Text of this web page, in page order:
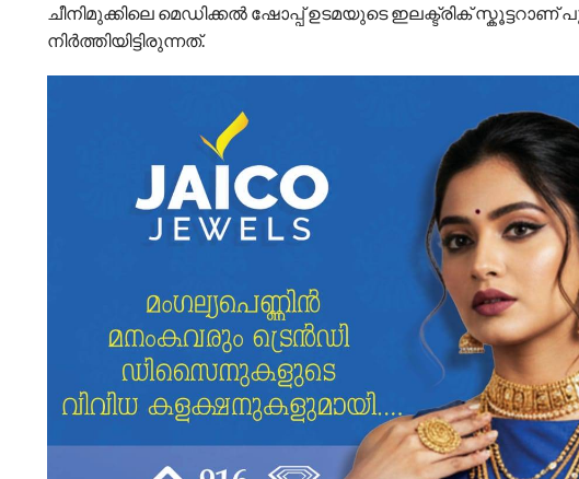
ചീനിമുക്കിലെ മെഡിക്കൽ ഷോപ്പ് ഉടമയുടെ ഇലക്ട്രിക്
നിർത്തിയിട്ടിരുന്നത്.